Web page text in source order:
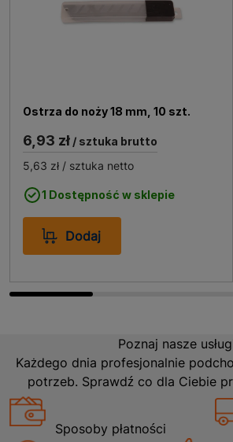
Ostrza do noży 18 mm, 10 szt.
6,93 zł / sztuka brutto
5,63 zł / sztuka netto
1 Dostępność w sklepie
Dodaj
Poznaj nasze
Każdego dnia profesjonalnie
potrzeb. Sprawdź co dla Ciebie
Sposoby płatności